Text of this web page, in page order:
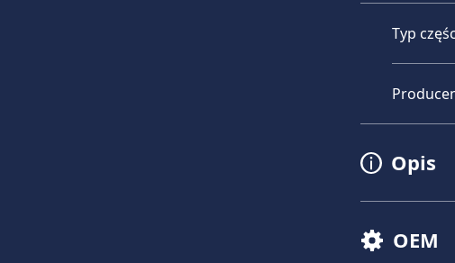
Typ
Opis
OEM